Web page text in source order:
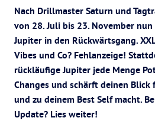
Nach Drillmaster Saturn und
von 28. Juli bis 23. November
Jupiter in den Rückwärtsgang.
Vibes und Co? Fehlanzeige!
rückläufige Jupiter jede Menge
Changes und schärft deinen Blick
und zu deinem Best Self macht.
Update? Lies weiter!